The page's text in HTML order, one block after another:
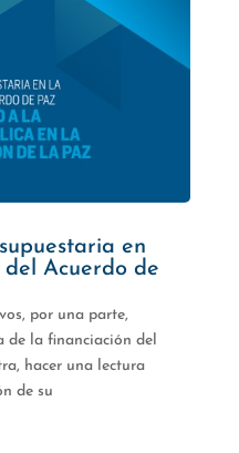
en
Acuerdo de
por una parte,
de la financiación del
hacer una lectura
de su